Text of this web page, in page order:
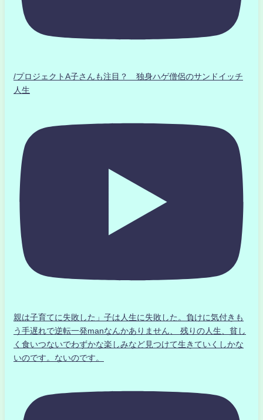
/プロジェクトA子さんも注目？ 独身ハゲ僧侶のサンドイッチ
人生
親は子育てに失敗した」子は人生に失敗した。負けに気付きも
う手遅れで逆転一発manなんかありません、 残りの人生、貧し
く食いつないでわずかな楽しみなど見つけて生きていくしかな
いのです。ないのです。